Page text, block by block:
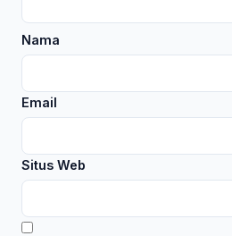
Nama
Email
Situs Web